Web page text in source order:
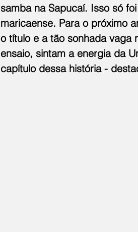
samba na Sapucaí. Isso só
maricaense. Para o próximo
o título e a tão sonhada vaga
ensaio, sintam a energia da
capítulo dessa história -